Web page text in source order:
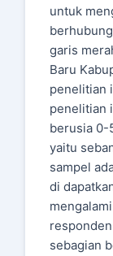
untuk
garis
Baru
penelitian
penelitian
berusia 0-
yaitu
sampel
di
sebagian